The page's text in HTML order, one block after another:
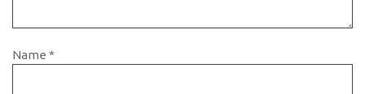
Name *